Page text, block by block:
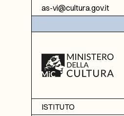
Vai al contenuto
as-vi@cultura.gov.it
ISTITUTO